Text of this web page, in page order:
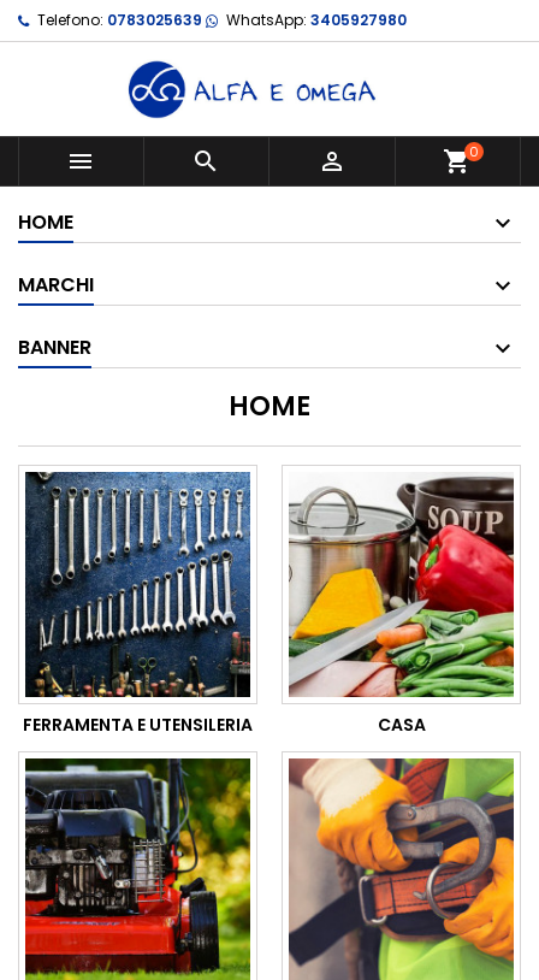
Telefono: 0783025639 WhatsApp: 3405927980
   shopping_cart0
HOME
MARCHI
BANNER
HOME
FERRAMENTA E UTENSILERIA CASA